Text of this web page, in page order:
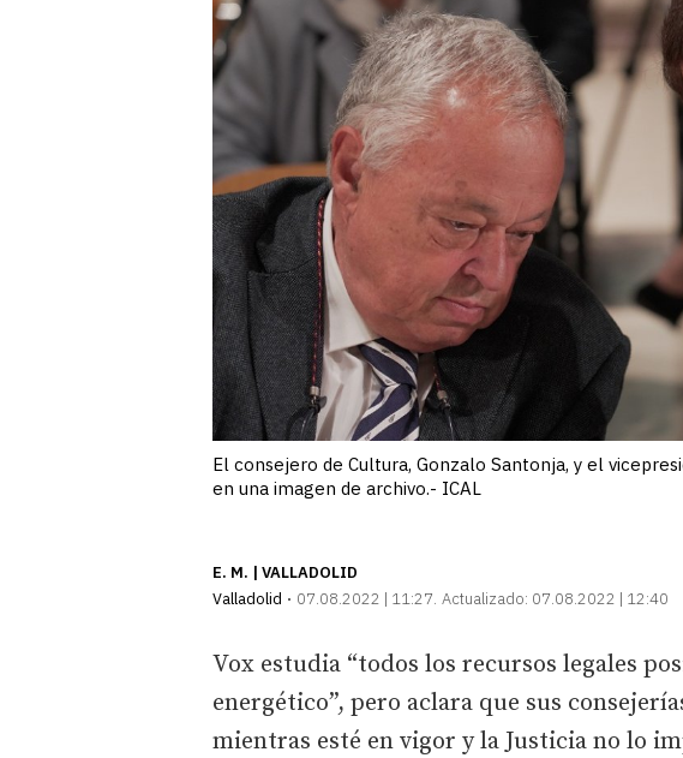
El consejero de Cultura, Gonzalo Santonja, y el
en una imagen de archivo.- ICAL
E. M. | VALLADOLID
Valladolid
07.08.2022 | 11:27 Actualizado: 07.08.2022 | 12:40
Vox estudia “todos los recursos legales
energético”, pero aclara que sus
mientras esté en vigor y la Justicia no lo